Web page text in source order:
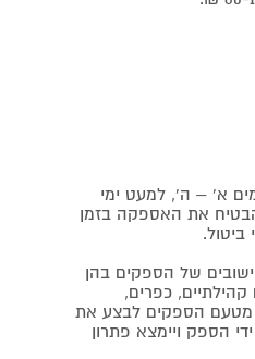
א' – ה', למעט ימי
את האספקה בזמן
של הספקים בהן
כפרים,
מטעם הספקים לבצע את
הספק ויימצא פתרון